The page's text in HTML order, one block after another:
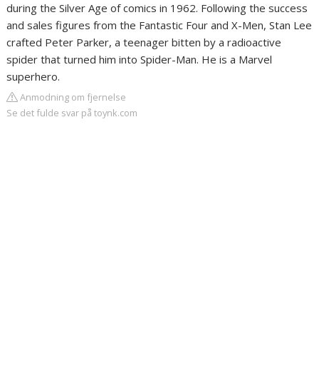
during the Silver Age of comics in 1962. Following the success
and sales figures from the Fantastic Four and X-Men, Stan Lee
crafted Peter Parker, a teenager bitten by a radioactive
spider that turned him into Spider-Man. He is a Marvel
superhero.
Anmodning om fjernelse
Se det fulde svar på toynk.com